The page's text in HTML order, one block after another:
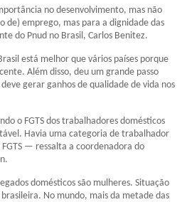
no desenvolvimento, mas não
de) emprego, mas para a dignidade das
do Pnud no Brasil, Carlos Benitez.
está melhor que vários países porque
Além disso, deu um grande passo
gerar ganhos de qualidade de vida nos
o FGTS dos trabalhadores domésticos
Havia uma categoria de trabalhador
— ressalta a coordenadora do
domésticos são mulheres. Situação
No mundo, mais da metade das